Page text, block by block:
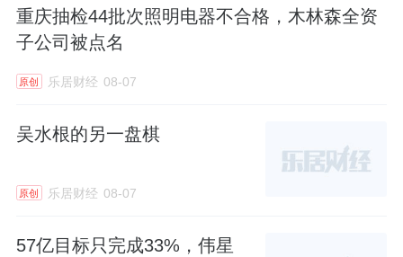
重庆抽检44批次照明电器不合格，木林森全资
子公司被点名
原创 乐居财经 08-07
吴水根的另一盘棋
原创 乐居财经 08-07
57亿目标只完成33%，伟星